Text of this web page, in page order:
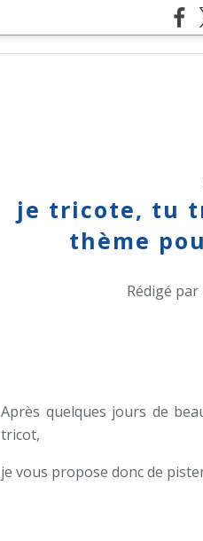
je tricote, tu
thème
Rédigé
Après quelques jours de
tricot,
je vous propose donc de